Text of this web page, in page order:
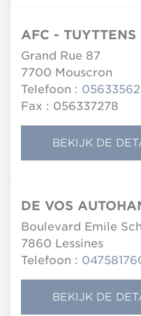
AFC - TUYTTENS
Grand Rue 87
7700 Mouscron
Telefoon :
Fax : 056337278
BEKIJK DE
DE VOS
Boulevard Emile
7860 Lessines
Telefoon :
BEKIJK DE